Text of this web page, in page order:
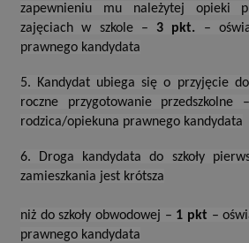
zapewnieniu mu należytej opieki
zajęciach w szkole – 3 pkt. –
prawnego kandydata
5. Kandydat ubiega się o przyjęcie
roczne przygotowanie przedszkolne
rodzica/opiekuna prawnego kandydata
6. Droga kandydata do szkoły
zamieszkania jest krótsza
niż do szkoły obwodowej – 1 pkt –
prawnego kandydata